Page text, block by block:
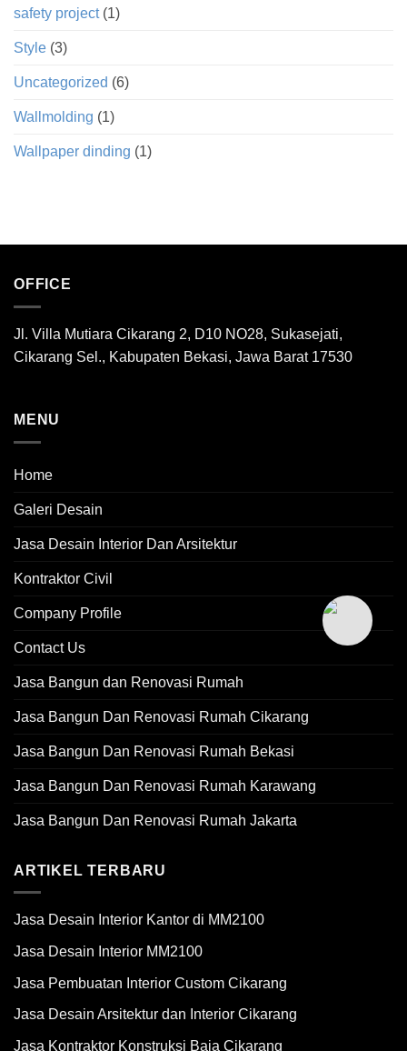
safety project(1)
Style (3)
Uncategorized (6)
Wallmolding (1)
Wallpaper dinding (1)
OFFICE
Jl. Villa Mutiara Cikarang 2, D10 NO28, Sukasejati,
Cikarang Sel., Kabupaten Bekasi, Jawa Barat 17530
MENU
Home
Galeri Desain
Jasa Desain Interior Dan Arsitektur
Kontraktor Civil
Company Profile
Contact Us
Jasa Bangun dan Renovasi Rumah
Jasa Bangun Dan Renovasi Rumah Cikarang
Jasa Bangun Dan Renovasi Rumah Bekasi
Jasa Bangun Dan Renovasi Rumah Karawang
Jasa Bangun Dan Renovasi Rumah Jakarta
ARTIKEL TERBARU
Jasa Desain Interior Kantor di MM2100
Jasa Desain Interior MM2100
Jasa Pembuatan Interior Custom Cikarang
Jasa Desain Arsitektur dan Interior Cikarang
Jasa Kontraktor Konstruksi Baja Cikarang